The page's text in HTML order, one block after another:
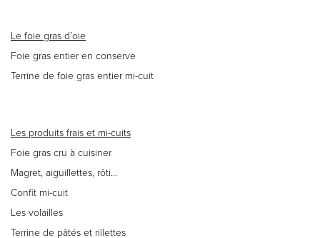
Le foie gras d’oie
Foie gras entier en conserve
Terrine de foie gras entier mi-cuit
Les produits frais et mi-cuits
Foie gras cru à cuisiner
Magret, aiguillettes, rôti…
Confit mi-cuit
Les volailles
Terrine de pâtés et rillettes